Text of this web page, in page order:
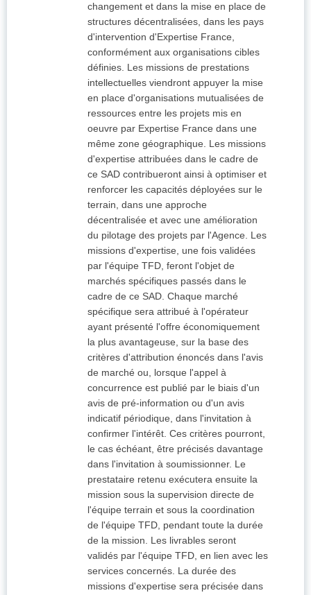
changement et dans la mise en place de
structures décentralisées, dans les pays
d'intervention d'Expertise France,
conformément aux organisations cibles
définies. Les missions de prestations
intellectuelles viendront appuyer la mise
en place d'organisations mutualisées de
ressources entre les projets mis en
oeuvre par Expertise France dans une
même zone géographique. Les missions
d'expertise attribuées dans le cadre de
ce SAD contribueront ainsi à optimiser et
renforcer les capacités déployées sur le
terrain, dans une approche
décentralisée et avec une amélioration
du pilotage des projets par l'Agence. Les
missions d'expertise, une fois validées
par l'équipe TFD, feront l'objet de
marchés spécifiques passés dans le
cadre de ce SAD. Chaque marché
spécifique sera attribué à l'opérateur
ayant présenté l'offre économiquement
la plus avantageuse, sur la base des
critères d'attribution énoncés dans l'avis
de marché ou, lorsque l'appel à
concurrence est publié par le biais d'un
avis de pré-information ou d'un avis
indicatif périodique, dans l'invitation à
confirmer l'intérêt. Ces critères pourront,
le cas échéant, être précisés davantage
dans l'invitation à soumissionner. Le
prestataire retenu exécutera ensuite la
mission sous la supervision directe de
l'équipe terrain et sous la coordination
de l'équipe TFD, pendant toute la durée
de la mission. Les livrables seront
validés par l'équipe TFD, en lien avec les
services concernés. La durée des
missions d'expertise sera précisée dans